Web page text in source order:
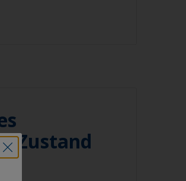
so viel
können.
um die
Zustand